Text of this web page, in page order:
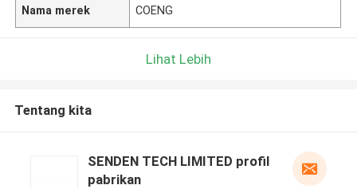
Nama merek COENG
Lihat Lebih
Tentang kita
SENDEN TECH LIMITED profil
pabrikan